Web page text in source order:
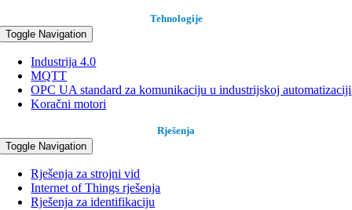
Tehnologije
Toggle Navigation
Industrija 4.0
MQTT
OPC UA standard za komunikaciju u industrijskoj automatizaciji
Koračni motori
Rješenja
Toggle Navigation
Rješenja za strojni vid
Internet of Things rješenja
Rješenja za identifikaciju